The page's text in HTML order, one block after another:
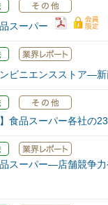
スーパー
ンビニエンスストア—
】食品スーパー各社の
品スーパー—店舗競争